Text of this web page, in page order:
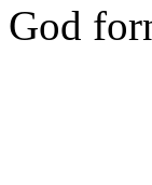
God